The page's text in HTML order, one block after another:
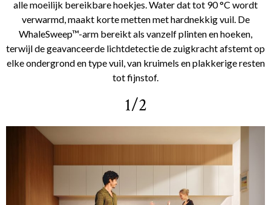
alle moeilijk bereikbare hoekjes. Water dat tot 90 °C wordt
verwarmd, maakt korte metten met hardnekkig vuil. De
WhaleSweep™-arm bereikt als vanzelf plinten en hoeken,
terwijl de geavanceerde lichtdetectie de zuigkracht afstemt op
elke ondergrond en type vuil, van kruimels en plakkerige resten
tot fijnstof.
1/2